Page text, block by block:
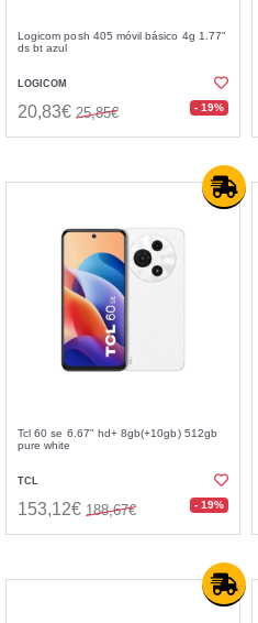
Logicom posh 405 móvil básico 4g 1.77"
ds bt azul
LOGICOM
20,83€ 25,85€ - 19%
Tcl 60 se 6.67" hd+ 8gb(+10gb) 512gb
pure white
TCL
153,12€ 188,67€ - 19%